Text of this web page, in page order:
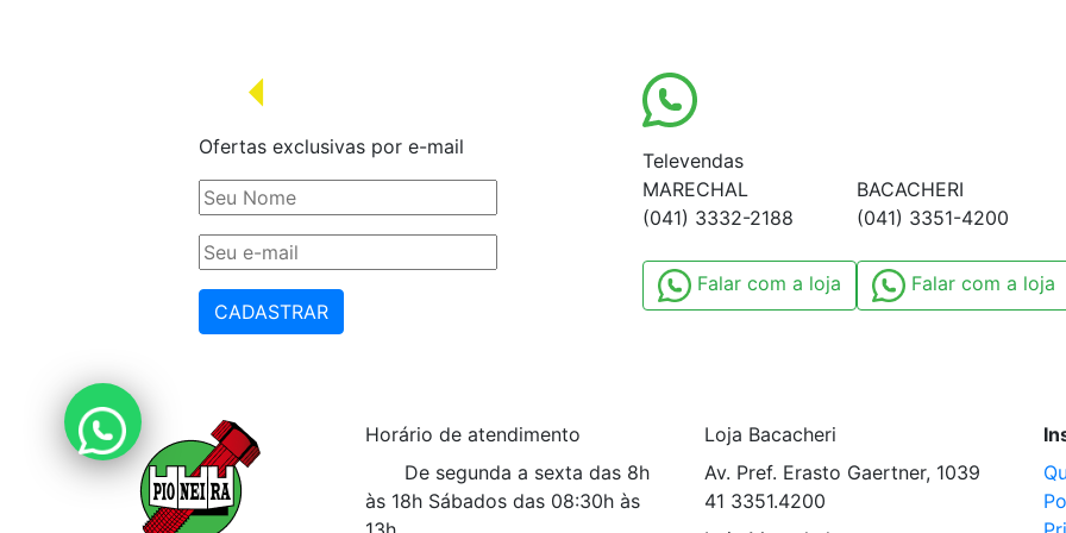
Ofertas exclusivas por e-mail
CADASTRAR
Televendas
MARECHAL
(041) 3332-2188
Falar com a loja
BACACHERI
(041) 3351-4200
Falar com a loja
Horário de atendimento
De segunda a sexta das 8h
às 18h Sábados das 08:30h às
Loja Bacacheri
Av. Pref. Erasto Gaertner, 1039
41 3351.4200